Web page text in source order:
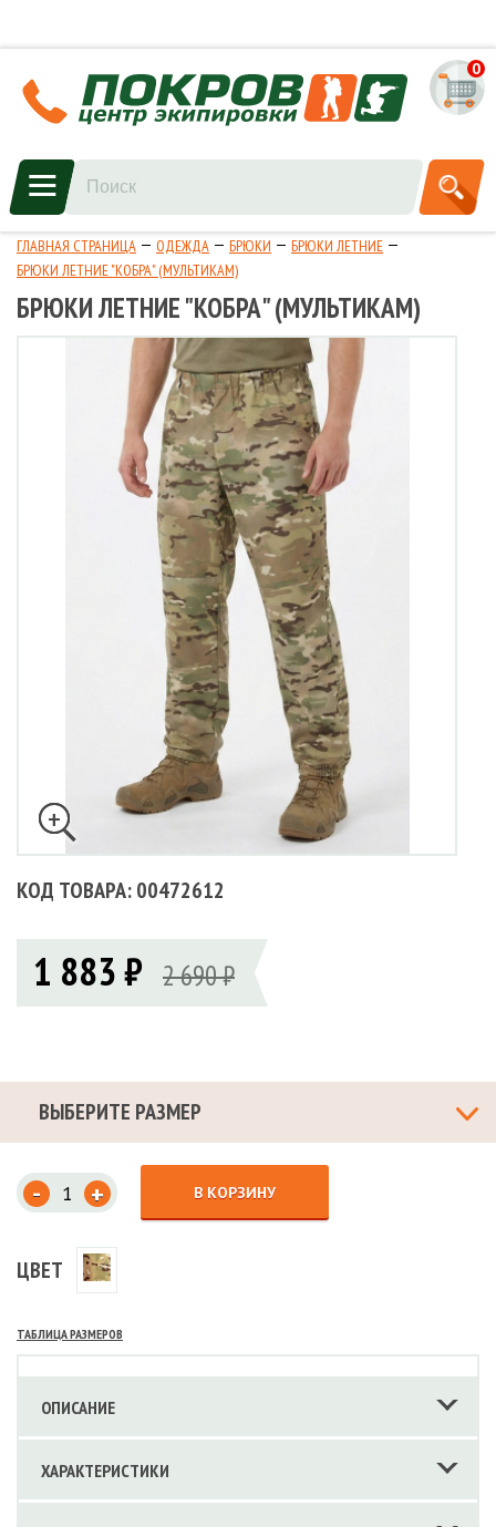
0
ГЛАВНАЯ СТРАНИЦА ОДЕЖДА БРЮКИ
БРЮКИ ЛЕТНИЕ
БРЮКИ ЛЕТНИЕ "КОБРА" (МУЛЬТИКАМ)
БРЮКИ ЛЕТНИЕ "КОБРА" (МУЛЬТИКАМ)
КОД ТОВАРА: 00472612
1 883 ₽ 2 690 ₽
ВЫБЕРИТЕ РАЗМЕР
- + В КОРЗИНУ
ЦВЕТ
ТАБЛИЦА РАЗМЕРОВ
ОПИСАНИЕ
ХАРАКТЕРИСТИКИ